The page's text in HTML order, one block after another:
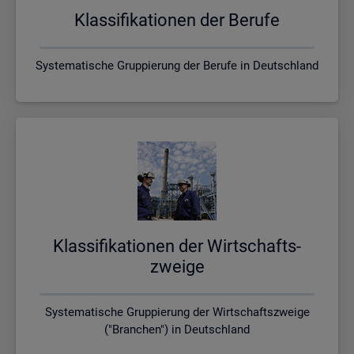
Klas­si­fi­ka­tio­nen der Be­ru­fe
Systematische Gruppierung der Berufe in Deutschland
Klas­si­fi­ka­tio­nen der Wirt­schafts­
zwei­ge
Systematische Gruppierung der Wirtschaftszweige
("Branchen") in Deutschland